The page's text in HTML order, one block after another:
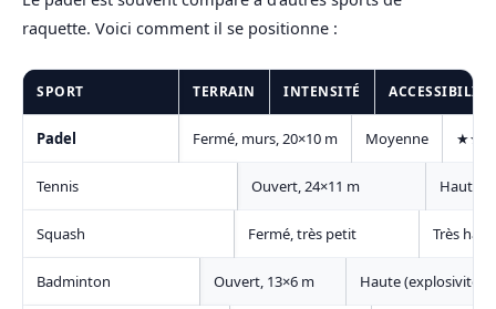
raquette. Voici comment il se positionne :
SPORT TERRAIN INTENSITÉ
Padel Fermé, murs, 20×10 m Moyenne
Tennis Ouvert, 24×11 m Haute
Squash Fermé, très petit Très
Badminton Ouvert, 13×6 m Haute (explosivité)